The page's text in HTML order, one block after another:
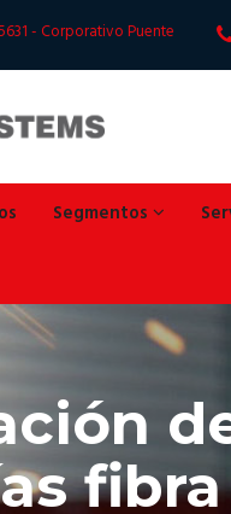
- Corporativo Puente
Segmentos